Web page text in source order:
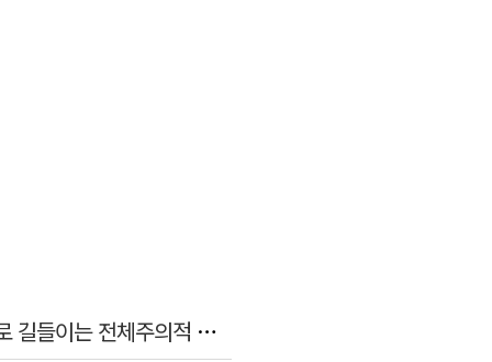
[김건표의 연극리뷰] 오태영 신작, 이우천 연출의 <양은 양순하다>"국민을 온순한 양으로 길들이는 전체주의적 정치의 알레고리"